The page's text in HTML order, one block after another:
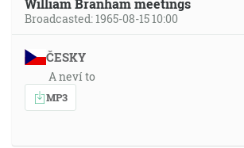
William Branham meetings
Broadcasted: 1965-08-15 10:00
ČESKY
A neví to
MP3